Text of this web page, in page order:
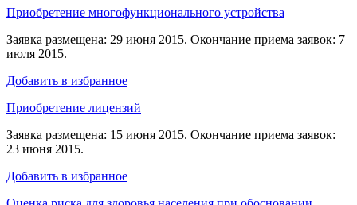
Приобретение многофункционального устройства
Заявка размещена: 29 июня 2015. Окончание приема заявок: 7
июля 2015.
Добавить в избранное
Приобретение лицензий
Заявка размещена: 15 июня 2015. Окончание приема заявок:
23 июня 2015.
Добавить в избранное